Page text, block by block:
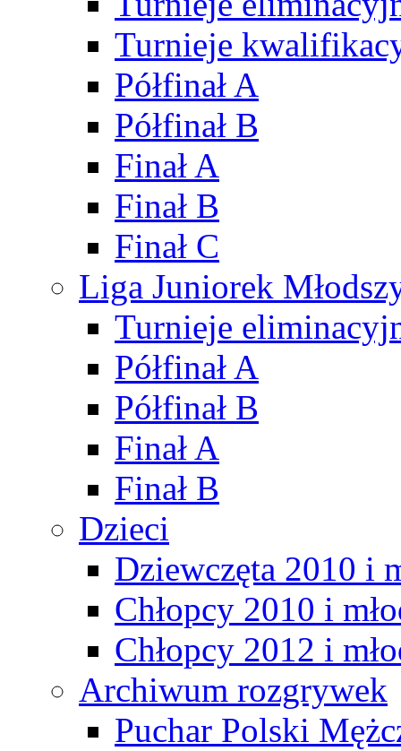
Turnieje
Półfinał A
Półfinał B
Finał A
Finał B
Finał C
Liga Juniorek
Turnieje
Półfinał A
Półfinał B
Finał A
Finał B
Dzieci
Dziewczęta 2010 i
Chłopcy 2010 i
Chłopcy 2012 i
Archiwum rozgrywek
Puchar Polski